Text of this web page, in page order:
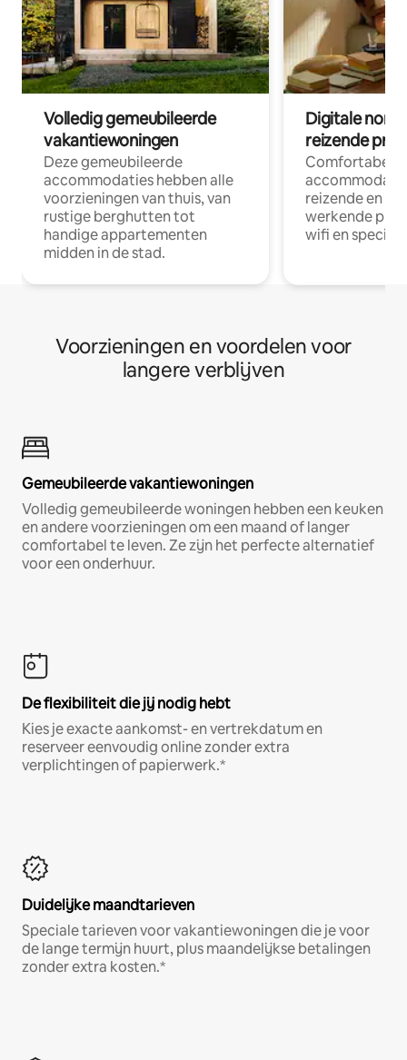
Volledig gemeubileerde
vakantiewoningen
Deze gemeubileerde
accommodaties hebben alle
voorzieningen van thuis, van
rustige berghutten tot
handige appartementen
midden in de stad.
Digitale
reizende
Comfortabele
reizende en
werkende
wifi en
Voorzieningen en voordelen voor
langere verblijven
Gemeubileerde vakantiewoningen
Volledig gemeubileerde woningen hebben een keuken
en andere voorzieningen om een maand of langer
comfortabel te leven. Ze zijn het perfecte alternatief
voor een onderhuur.
De flexibiliteit die jij nodig hebt
Kies je exacte aankomst- en vertrekdatum en
reserveer eenvoudig online zonder extra
verplichtingen of papierwerk.*
Duidelijke maandtarieven
Speciale tarieven voor vakantiewoningen die je voor
de lange termijn huurt, plus maandelijkse betalingen
zonder extra kosten.*